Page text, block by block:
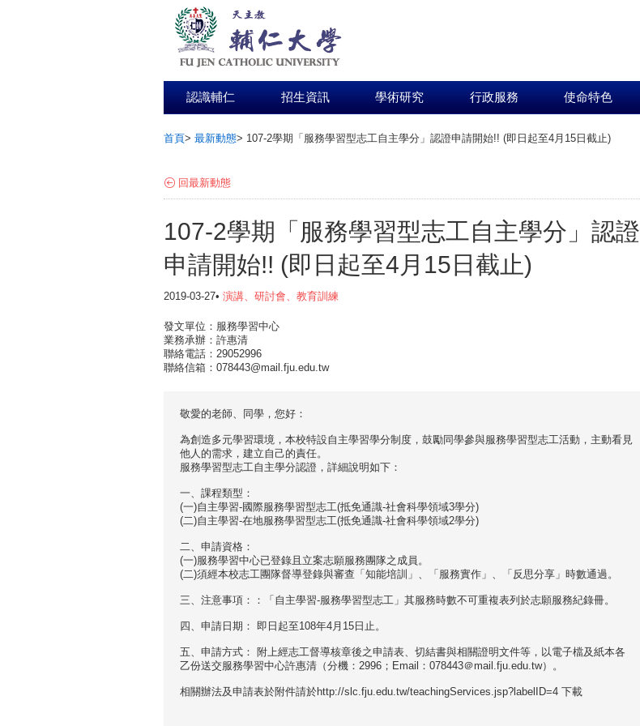
認識輔仁 招生資訊 學術研究 行政服務 使命特色
首頁> 最新動態> 107-2學期「服務學習型志工自主學分」認證申請開始!! (即日起至4月15日截止)
回最新動態
107-2學期「服務學習型志工自主學分」認證
申請開始!! (即日起至4月15日截止)
2019-03-27• 演講、研討會、教育訓練
發文單位：服務學習中心
業務承辦：許惠清
聯絡電話：29052996
聯絡信箱：078443@mail.fju.edu.tw
敬愛的老師、同學，您好：
為創造多元學習環境，本校特設自主學習學分制度，鼓勵同學參與服務學習型志工活動，主動看見
他人的需求，建立自己的責任。
服務學習型志工自主學分認證，詳細說明如下：
一、課程類型：
(一)自主學習-國際服務學習型志工(抵免通識-社會科學領域3學分)
(二)自主學習-在地服務學習型志工(抵免通識-社會科學領域2學分)
二、申請資格：
(一)服務學習中心已登錄且立案志願服務團隊之成員。
(二)須經本校志工團隊督導登錄與審查「知能培訓」、「服務實作」、「反思分享」時數通過。
三、注意事項：：「自主學習-服務學習型志工」其服務時數不可重複表列於志願服務紀錄冊。
四、申請日期： 即日起至108年4月15日止。
五、申請方式： 附上經志工督導核章後之申請表、切結書與相關證明文件等，以電子檔及紙本各
乙份送交服務學習中心許惠清（分機：2996；Email：078443＠mail.fju.edu.tw）。
相關辦法及申請表於附件請於http://slc.fju.edu.tw/teachingServices.jsp?labelID=4 下載